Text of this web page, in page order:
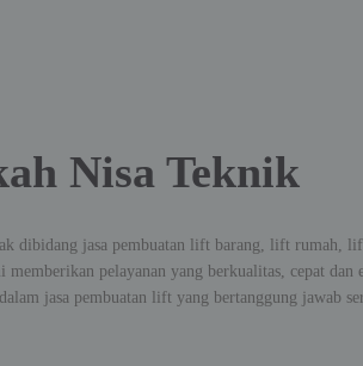
Nisa Teknik
dibidang jasa pembuatan lift barang, lift rumah,
memberikan pelayanan yang berkualitas, cepat
jasa pembuatan lift yang bertanggung jawab